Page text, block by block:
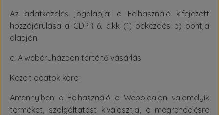
Az adatkezelés jogalapja: a Felhasználó kifejezett
hozzájárulása a GDPR 6. cikk (1) bekezdés a) pontja
alapján.
c. A webáruházban történő vásárlás
Kezelt adatok köre:
Amennyiben a Felhasználó a Weboldalon valamelyik
terméket, szolgáltatást kiválasztja, a megrendelésre